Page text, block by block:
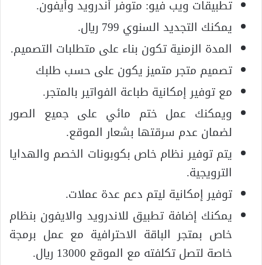
تطبيقات ويب فيو: متوفر أندرويد وأيفون.
يمكنك التجديد السنوي 799 ريال.
المدة الزمنية تكون بناء على متطلبات التصميم.
تصميم متجر متميز يكون على حسب طلبك
مع توفير إمكانية طباعة الفواتير بالمتجر.
ويمكنك عمل ختم مائي على جميع الصور
لضمان عدم سرقتها بشعار الموقع.
يتم توفير نظام خاص بكوبونات الخصم والهدايا
الترويجية.
توفير إمكانية ليتم دعم عدة عملات.
يمكنك إضافة تطبيق للاندرويد والايفون بنظام
خاص بمتجر الباقة الاحترافية مع عمل برمجة
خاصة لتصل تكلفته مع الموقع 13000 ريال.